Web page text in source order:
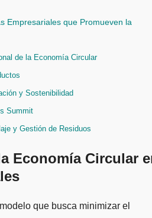
Empresariales que Promueven la
de la Economía Circular
y Sostenibilidad
Summit
y Gestión de Residuos
Economía Circular
que busca minimizar el